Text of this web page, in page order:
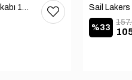
Özel Üretim - Günlük Ayakkabı 101-2630-11473
%33